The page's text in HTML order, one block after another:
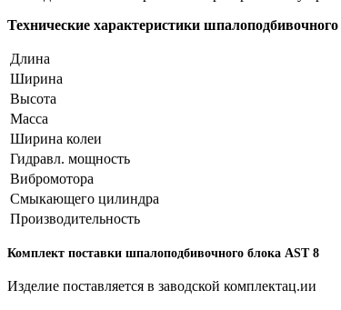
Технические характеристики
Длина
Ширина
Высота
Масса
Ширина колеи
Гидравл. мощность
Вибромотора
Смыкающего цилиндра
Производительность
Комплект поставки шпалоподбивочного блока AST 8
Изделие поставляется в заводской комплектац.ии